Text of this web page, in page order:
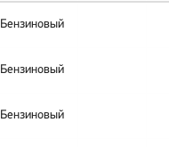
Бензиновый
Бензиновый
Бензиновый